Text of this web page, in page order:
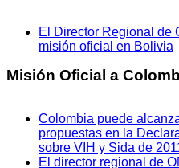
El Director Regional de
misión oficial en Bolivia
Misión Oficial a
Colombia puede
propuestas en la
sobre VIH y Sida de
El director regional de